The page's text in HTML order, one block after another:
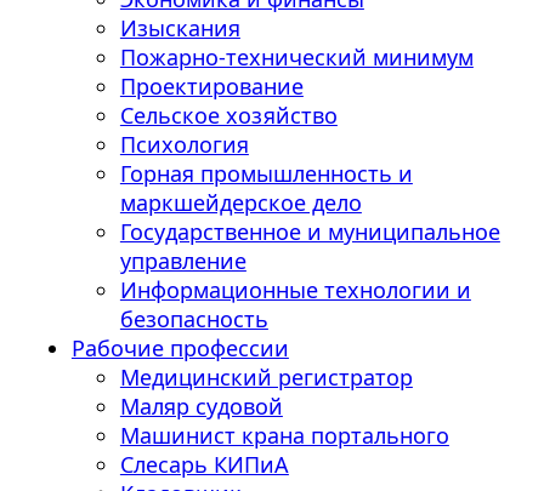
Изыскания
Пожарно-технический минимум
Проектирование
Сельское хозяйство
Психология
Горная промышленность и
маркшейдерское дело
Государственное и муниципальное
управление
Информационные технологии и
безопасность
Рабочие профессии
Медицинский регистратор
Маляр судовой
Машинист крана портального
Слесарь КИПиА